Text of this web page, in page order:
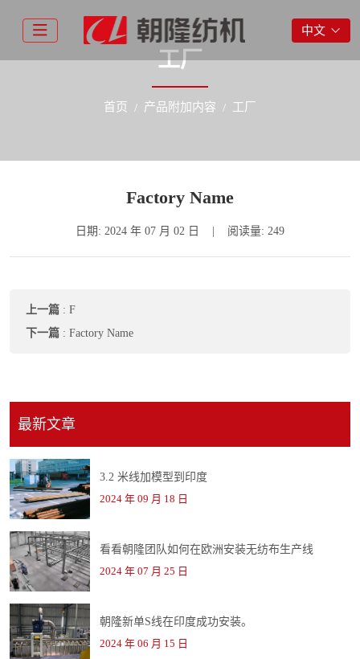
中文
工厂
首页 产品附加内容 工厂
Factory Name
日期: 2024 年 07 月 02 日 阅读量: 249
上一篇 : F
下一篇 : Factory Name
最新文章
3.2 米线加模型到印度
2024 年 09 月 18 日
看看朝隆团队如何在欧洲安装无纺布生产线
2024 年 07 月 25 日
朝隆新单S线在印度成功安装。
2024 年 06 月 15 日